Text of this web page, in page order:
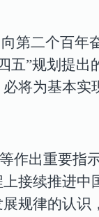
第二个百年
五”规划提出
将为基本实
作出重要指
接续推进中
规律的认识